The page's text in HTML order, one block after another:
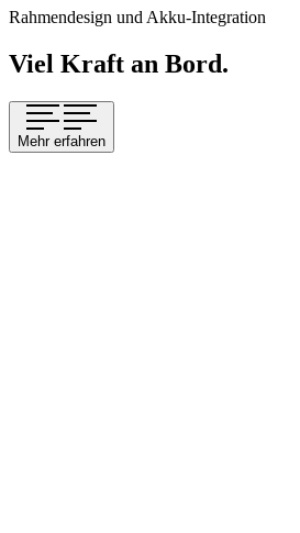
Rahmendesign und Akku-Integration
Viel Kraft an Bord.
Mehr erfahren